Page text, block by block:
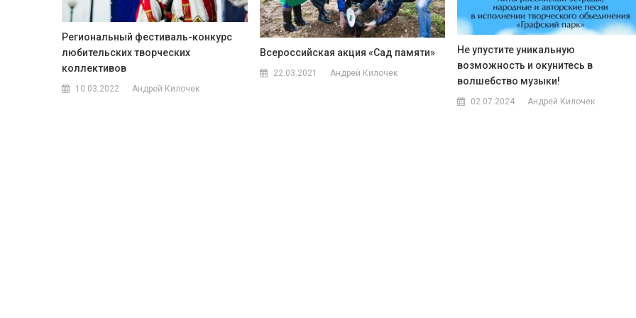
Региональный фестиваль-конкурс
любительских творческих
коллективов
10.03.2022 Андрей Килочек
Всероссийская акция «Сад памяти»
22.03.2021 Андрей Килочек
Не упустите уникальную
возможность и окунитесь в
волшебство музыки!
02.07.2024 Андрей Килочек